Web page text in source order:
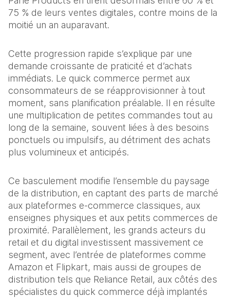
75 % de leurs ventes digitales, contre moins de la
moitié un an auparavant.
Cette progression rapide s’explique par une
demande croissante de praticité et d’achats
immédiats. Le quick commerce permet aux
consommateurs de se réapprovisionner à tout
moment, sans planification préalable. Il en résulte
une multiplication de petites commandes tout au
long de la semaine, souvent liées à des besoins
ponctuels ou impulsifs, au détriment des achats
plus volumineux et anticipés.
Ce basculement modifie l’ensemble du paysage
de la distribution, en captant des parts de marché
aux plateformes e-commerce classiques, aux
enseignes physiques et aux petits commerces de
proximité. Parallèlement, les grands acteurs du
retail et du digital investissent massivement ce
segment, avec l’entrée de plateformes comme
Amazon et Flipkart, mais aussi de groupes de
distribution tels que Reliance Retail, aux côtés des
spécialistes du quick commerce déjà implantés